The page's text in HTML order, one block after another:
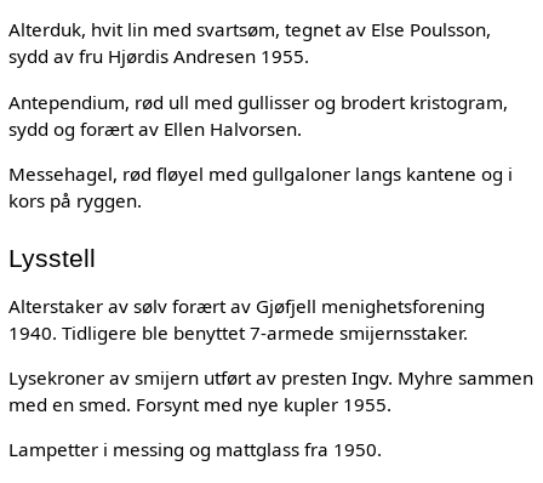
Alterduk, hvit lin med svartsøm, tegnet av Else Poulsson,
sydd av fru Hjørdis Andresen 1955.
Antependium, rød ull med gullisser og brodert kristogram,
sydd og forært av Ellen Halvorsen.
Messehagel, rød fløyel med gullgaloner langs kantene og i
kors på ryggen.
Lysstell
Alterstaker av sølv forært av Gjøfjell menighetsforening
1940. Tidligere ble benyttet 7-armede smijernsstaker.
Lysekroner av smijern utført av presten Ingv. Myhre sammen
med en smed. Forsynt med nye kupler 1955.
Lampetter i messing og mattglass fra 1950.